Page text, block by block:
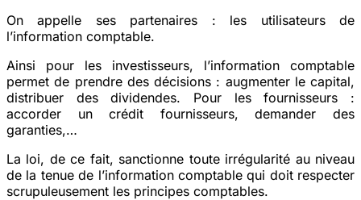
On appelle ses partenaires : les utilisateurs de
l’information comptable.
Ainsi pour les investisseurs, l’information comptable
permet de prendre des décisions : augmenter le capital,
distribuer des dividendes. Pour les fournisseurs :
accorder un crédit fournisseurs, demander des
garanties,…
La loi, de ce fait, sanctionne toute irrégularité au niveau
de la tenue de l’information comptable qui doit respecter
scrupuleusement les principes comptables.